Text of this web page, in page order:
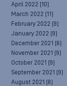
April 2022 (10)
March 2022 (11)
February 2022 (9)
January 2022 (9)
December 2021 (8)
November 2021 (9)
October 2021 (9)
September 2021 (9)
August 2021 (8)